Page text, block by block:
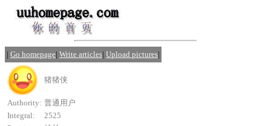
| Go homepage| Write articles| Upload pictures|
猪猪侠
Authority: 普通用户
Integral:
2525